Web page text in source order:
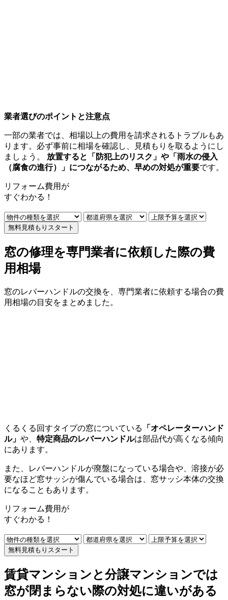
業者選びのポイントと注意点
一部の業者では、相場以上の費用を請求されるトラブルもあ
ります。必ず事前に相場を確認し、見積もりを取るようにし
ましょう。 放置すると「防犯上のリスク」や「雨水の侵入
（腐食の進行）」につながるため、早めの対処が重要です。
リフォーム費用 が
すぐわかる！
無料見積もりスタート
窓の修理を専門業者に依頼した際の費
用相場
窓のレバーハンドルの交換を、専門業者に依頼する場合の費
用相場の目安をまとめました。
くるくる回すタイプの窓についている
「オペレーターハンド
ル」 や、 特定商品のレバーハンドルは部品代が高くなる傾向
にあります。
また、
レバーハンドルが廃盤になっている場合や、溶接が必
要なほど窓サッシが傷んでいる場合は、窓サッシ本体の交換
になることもあります。
リフォーム費用 が
すぐわかる！
無料見積もりスタート
賃貸マンションと分譲マンションでは
窓が閉まらない際の対処に違いがある